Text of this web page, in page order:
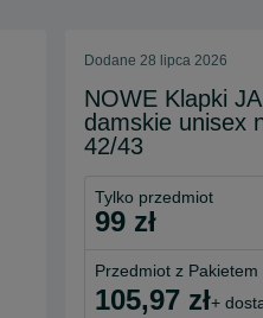
Dodane 28 lipca 2026
NOWE Klapki
damskie unisex
42/43
Tylko przedmiot
99 zł
Przedmiot z
105,97 zł+